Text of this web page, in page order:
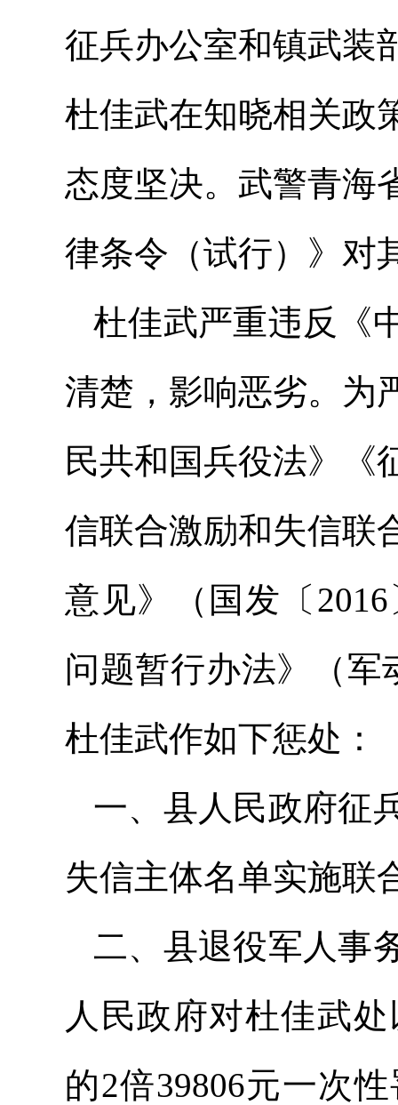
征兵办公室和镇武装
杜佳武在知晓相关政
态度坚决。武警青海
律条令（试行）》对
杜佳武严重违反《
清楚，影响恶劣。为
民共和国兵役法》《
信联合激励和失信联
意见》（国发〔
问题暂行办法》（军
杜佳武作如下惩处：
一、县人民政府征
失信主体名单实施联
二、县退役军人事
人民政府对杜佳武
的2倍39806元一次